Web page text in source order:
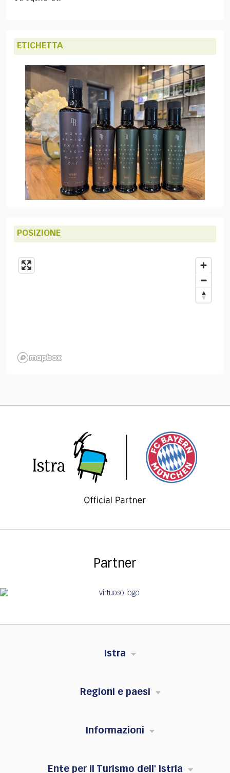
ETICHETTA
POSIZIONE
Partner
Istra
Regioni e paesi
Informazioni
Ente per il Turismo dell' Istria